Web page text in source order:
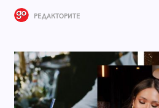
РЕДАКТОРИТЕ